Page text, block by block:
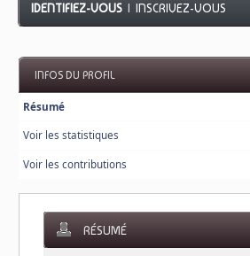
IDENTIFIEZ-VOUS |INSCRIVEZ-VOUS
INFOS DU PROFIL
Résumé
Voir les statistiques
Voir les contributions
RÉSUMÉ